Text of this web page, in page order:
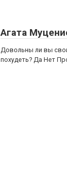
Агата
Довольны ли вы
похудеть? Да Нет